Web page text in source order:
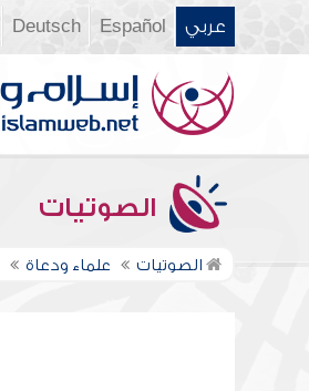
عربي Español
Deutsch
الصوتيات
الصوتيات علماء ودعاة